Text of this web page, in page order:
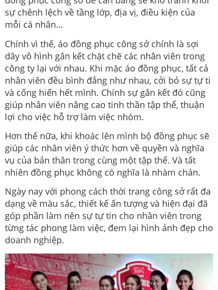
sự chênh lệch về tầng lớp, địa vị, điều kiện của
mỗi cá nhân…
Chính vì thế, áo đồng phục công sở chính là sợi
dây vô hình gắn kết chặt chẽ các nhân viên trong
công ty lại với nhau. Khi mặc áo đồng phục, tất cả
nhân viên đều bình đẳng như nhau, cởi bỏ sự tự ti
và cống hiến hết mình. Chính sự gắn kết đó cũng
giúp nhân viên nâng cao tinh thần tập thể, thuận
lợi cho việc hỗ trợ làm việc nhóm.
Hơn thế nữa, khi khoác lên mình bộ đồng phục sẽ
giúp các nhân viên ý thức hơn về quyền và nghĩa
vụ của bản thân trong cùng một tập thể. Và tất
nhiên đồng phục không có nghĩa là nhàm chán.
Ngày nay với phong cách thời trang công sở rất đa
dạng về màu sắc, thiết kế ấn tượng và hiện đại đã
góp phần làm nên sự tự tin cho nhân viên trong
từng tác phong làm việc, đem lại hình ảnh đẹp cho
doanh nghiệp.